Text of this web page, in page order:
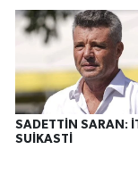
SADETTİN SARAN:
SUİKASTİ